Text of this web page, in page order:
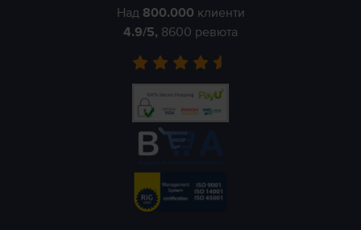
Над 800.000 клиенти
4.9/5, 8600 ревюта